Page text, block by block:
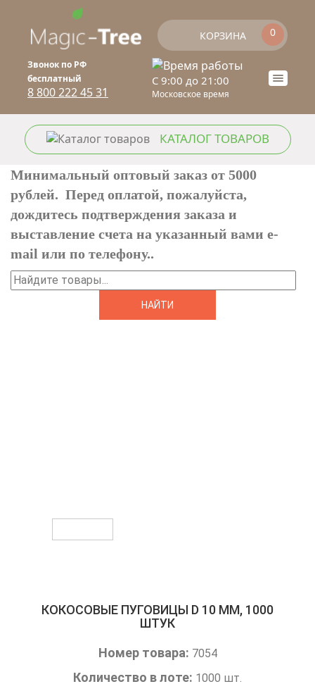
Перейти к основному содержанию
Звонок по РФ
бесплатный
8 800 222 45 31
C 9:00 до 21:00
Московское время
Toogle
КОРЗИНА 0
КАТАЛОГ ТОВАРОВ
Минимальный оптовый заказ от 5000
рублей. Перед оплатой, пожалуйста,
дождитесь подтверждения заказа и
выставление счета на указанный вами e-
mail или по телефону..
Найти
КОКОСОВЫЕ ПУГОВИЦЫ D 10 ММ, 1000
ШТУК
Номер товара: 7054
Количество в лоте: 1000 шт.